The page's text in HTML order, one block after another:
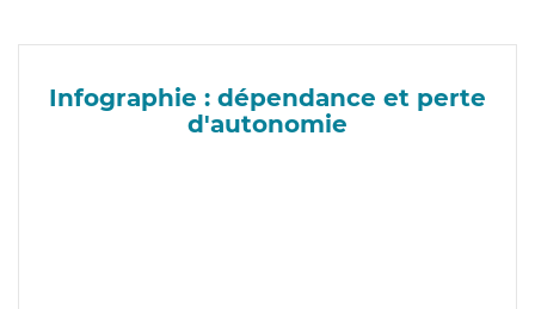
Infographie : dépendance et perte
d'autonomie